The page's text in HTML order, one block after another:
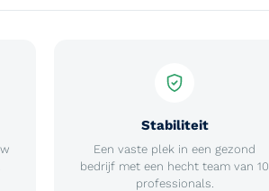
Stabiliteit
Een vaste plek in een gezond
bedrijf met een hecht team van 10
professionals.